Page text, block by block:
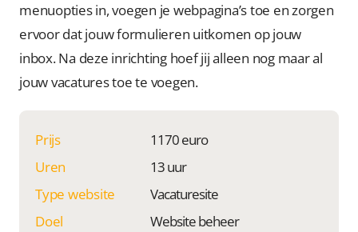
menuopties in, voegen je webpagina’s toe en zorgen
ervoor dat jouw formulieren uitkomen op jouw
inbox. Na deze inrichting hoef jij alleen nog maar al
jouw vacatures toe te voegen.
Prijs
1170 euro
Uren
13 uur
Type website
Vacaturesite
Doel
Website beheer